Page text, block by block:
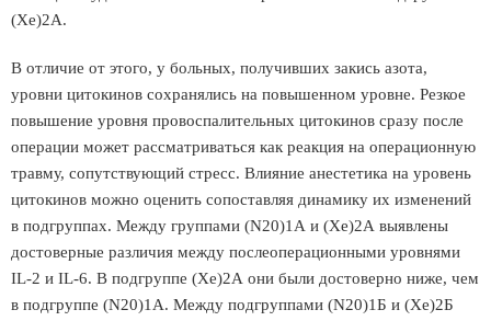
(Xe)2А.
В отличие от этого, у больных, получивших закись азота,
уровни цитокинов сохранялись на повышенном уровне. Резкое
повышение уровня провоспалительных цитокинов сразу после
операции может рассматриваться как реакция на операционную
травму, сопутствующий стресс. Влияние анестетика на уровень
цитокинов можно оценить сопоставляя динамику их изменений
в подгруппах. Между группами (N20)1А и (Xe)2А выявлены
достоверные различия между послеоперационными уровнями
IL-2 и IL-6. В подгруппе (Xe)2А они были достоверно ниже, чем
в подгруппе (N20)1А. Между подгруппами (N20)1Б и (Xe)2Б